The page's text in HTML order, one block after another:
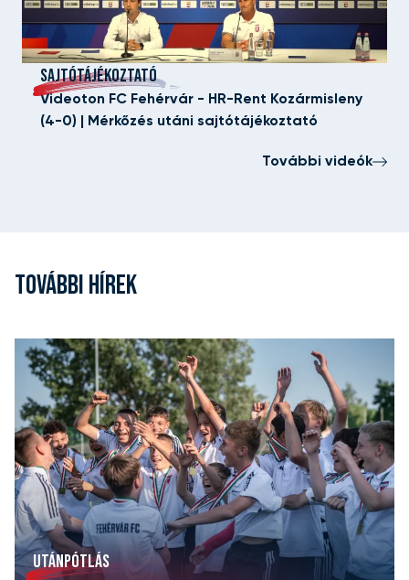
SAJTÓTÁJÉKOZTATÓ
Videoton FC Fehérvár - HR-Rent Kozármisleny
(4-0) | Mérkőzés utáni sajtótájékoztató
További videók
TOVÁBBI HÍREK
UTÁNPÓTLÁS